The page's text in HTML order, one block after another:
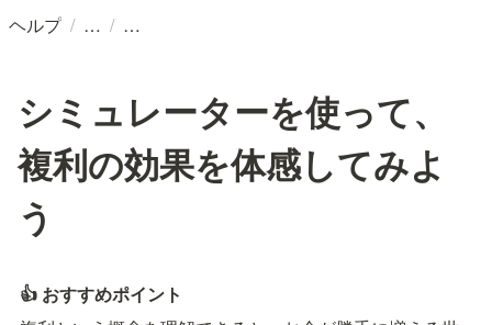
ヘルプ / /
シミュレーターを使って、
複利の効果を体感してみよ
う
👍 おすすめポイント